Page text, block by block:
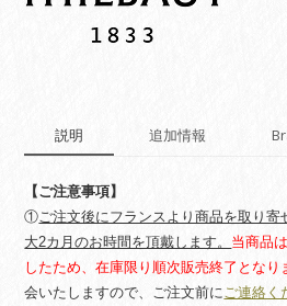
説明 追加情報
【ご注意事項】
① ご注文後にフランスより商品を取り
大2カ月のお時間を頂戴します。 当商品
したため、在庫限り順次販売終了となり
会いたしますので、ご注文前に ご連絡く